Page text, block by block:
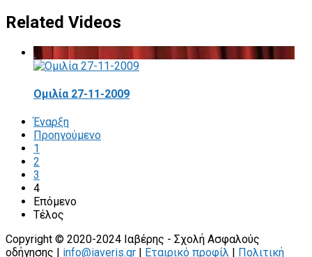
Related Videos
Ομιλία 27-11-2009
Έναρξη
Προηγούμενο
1
2
3
4
Επόμενο
Τέλος
Copyright © 2020-2024 Ιαβέρης - Σχολή Ασφαλούς
οδήγησης | info@iaveris.gr Εταιρικό προφίλ
Πολιτική